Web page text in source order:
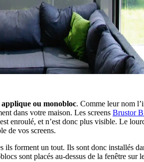
ou monobloc. Comme leur nom
dans votre maison. Les screens Brustor
enroulé, et n’est donc plus visible. Le
de vos screens.
ils forment un tout. Ils sont donc installés
sont placés au-dessus de la fenêtre sur